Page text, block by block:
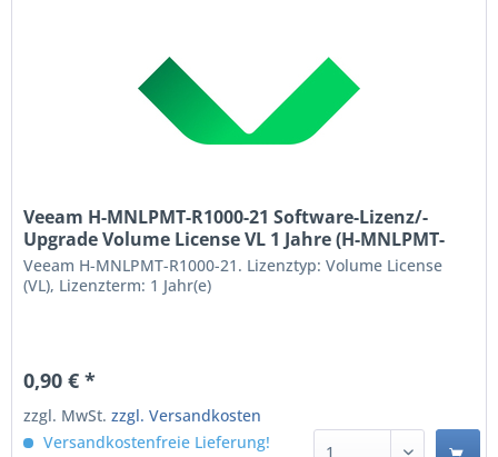
Veeam H-MNLPMT-R1000-21 Software-Lizenz/-
Upgrade Volume License VL 1 Jahre (H-MNLPMT-
R1000-21)
Veeam H-MNLPMT-R1000-21. Lizenztyp: Volume License
(VL), Lizenzterm: 1 Jahr(e)
0,90 € *
zzgl. MwSt.zzgl. Versandkosten
Versandkostenfreie Lieferung!